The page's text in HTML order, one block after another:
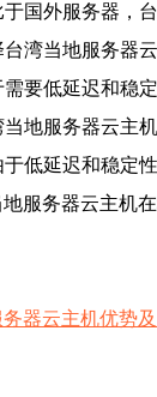
国外服务器，
湾当地服务器
要低延迟和稳
地服务器云主
低延迟和稳定
服务器云主机
器云主机优势